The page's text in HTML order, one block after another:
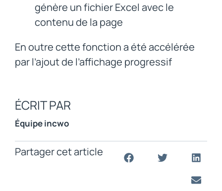
génère un fichier Excel avec le
contenu de la page
En outre cette fonction a été accélérée
par l’ajout de l’affichage progressif
ÉCRIT PAR
Équipe incwo
Partager cet article